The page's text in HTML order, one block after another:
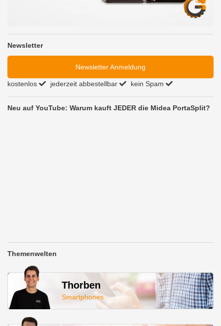
Newsletter
Newsletter Anmeldung
kostenlos jederzeit abbestellbar kein Spam
Neu auf YouTube: Warum kauft JEDER die Midea PortaSplit?
Themenwelten
Thorben
Smartphones